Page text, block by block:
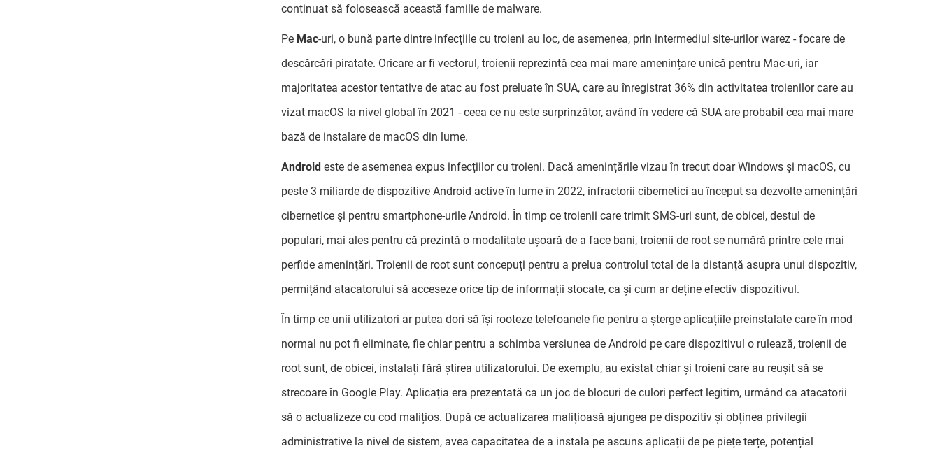
continuat să folosească această familie de malware.
Pe Mac-uri, o bună parte dintre infecțiile cu troieni au loc, de asemenea, prin intermediul site-urilor warez - focare de
descărcări piratate. Oricare ar fi vectorul, troienii reprezintă cea mai mare amenințare unică pentru Mac-uri, iar
majoritatea acestor tentative de atac au fost preluate în SUA, care au înregistrat 36% din activitatea troienilor care au
vizat macOS la nivel global în 2021 - ceea ce nu este surprinzător, având în vedere că SUA are probabil cea mai mare
bază de instalare de macOS din lume.
Android este de asemenea expus infecțiilor cu troieni. Dacă amenințările vizau în trecut doar Windows și macOS, cu
peste 3 miliarde de dispozitive Android active în lume în 2022, infractorii cibernetici au început sa dezvolte amenințări
cibernetice și pentru smartphone-urile Android. În timp ce troienii care trimit SMS-uri sunt, de obicei, destul de
populari, mai ales pentru că prezintă o modalitate ușoară de a face bani, troienii de root se numără printre cele mai
perfide amenințări. Troienii de root sunt concepuți pentru a prelua controlul total de la distanță asupra unui dispozitiv,
permițând atacatorului să acceseze orice tip de informații stocate, ca și cum ar deține efectiv dispozitivul.
În timp ce unii utilizatori ar putea dori să își rooteze telefoanele fie pentru a șterge aplicațiile preinstalate care în mod
normal nu pot fi eliminate, fie chiar pentru a schimba versiunea de Android pe care dispozitivul o rulează, troienii de
root sunt, de obicei, instalați fără știrea utilizatorului. De exemplu, au existat chiar și troieni care au reușit să se
strecoare în Google Play. Aplicația era prezentată ca un joc de blocuri de culori perfect legitim, urmând ca atacatorii
să o actualizeze cu cod malițios. După ce actualizarea malițioasă ajungea pe dispozitiv și obținea privilegii
administrative la nivel de sistem, avea capacitatea de a instala pe ascuns aplicații de pe piețe terțe, potențial